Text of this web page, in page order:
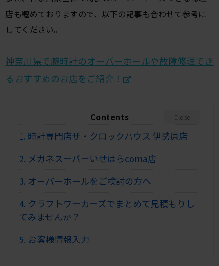
店も纏めておりますので、以下の記事も合わせて参考に
してください。
神奈川県で腕時計のオーバーホールや故障修理でき
るおすすめのお店をご紹介！
Contents Close
1. 時計専門店ザ・クロックハウス 伊勢原店
2. メガネスーパーいせはらcoma店
3. オーバーホールをご検討の方へ
4. クラフトワーカーズでまとめて見積もりし
てみませんか？
5. お客様情報入力